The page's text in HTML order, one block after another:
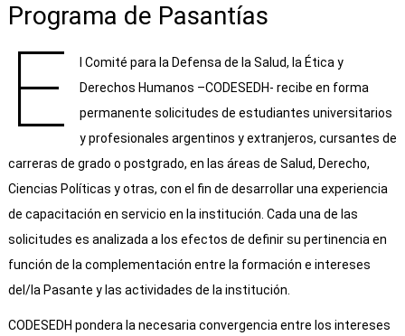
Programa de Pasantías
E
l Comité para la Defensa de la Salud, la Ética y
Derechos Humanos –CODESEDH- recibe en forma
permanente solicitudes de estudiantes universitarios
y profesionales argentinos y extranjeros, cursantes de
carreras de grado o postgrado, en las áreas de Salud, Derecho,
Ciencias Políticas y otras, con el fin de desarrollar una experiencia
de capacitación en servicio en la institución. Cada una de las
solicitudes es analizada a los efectos de definir su pertinencia en
función de la complementación entre la formación e intereses
del/la Pasante y las actividades de la institución.
CODESEDH pondera la necesaria convergencia entre los intereses